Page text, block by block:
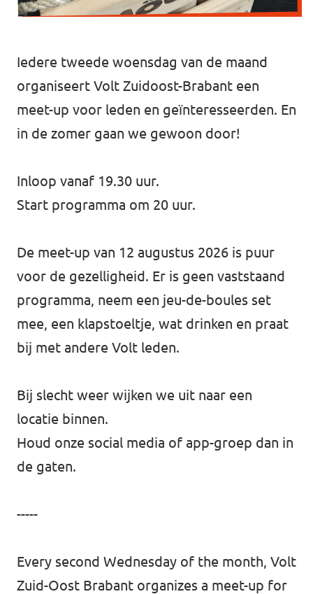
Iedere tweede woensdag van de maand
organiseert Volt Zuidoost-Brabant een
meet-up voor leden en geïnteresseerden. En
in de zomer gaan we gewoon door!
Inloop vanaf 19.30 uur.
Start programma om 20 uur.
De meet-up van 12 augustus 2026 is puur
voor de gezelligheid. Er is geen vaststaand
programma, neem een jeu-de-boules set
mee, een klapstoeltje, wat drinken en praat
bij met andere Volt leden.
Bij slecht weer wijken we uit naar een
locatie binnen.
Houd onze social media of app-groep dan in
de gaten.
-----
Every second Wednesday of the month, Volt
Zuid-Oost Brabant organizes a meet-up for